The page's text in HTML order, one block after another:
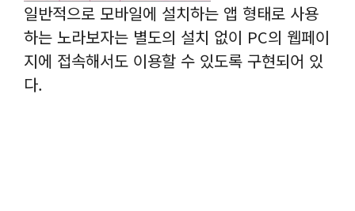
일반적으로 모바일에 설치하는 앱 형태로 사용
하는 노라보자는 별도의 설치 없이 PC의 웹페이
지에 접속해서도 이용할 수 있도록 구현되어 있
다.